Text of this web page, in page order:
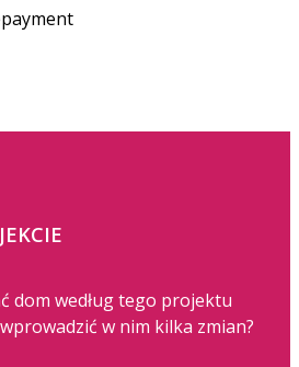
dom według tego projektu
w nim kilka zmian?